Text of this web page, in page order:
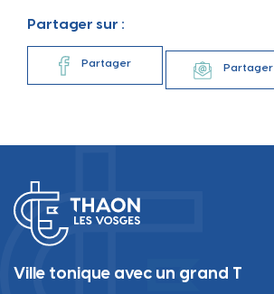
Partager sur :
Partager Partager
Ville tonique avec un grand T